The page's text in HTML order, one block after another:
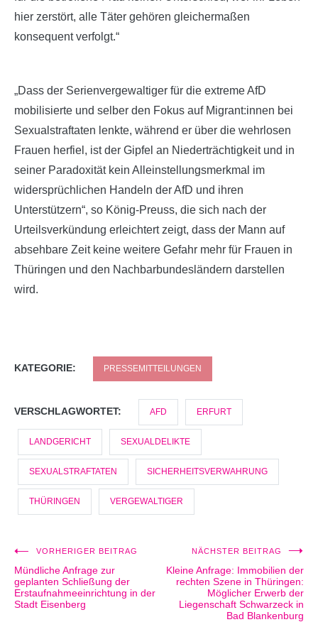
hier zerstört, alle Täter gehören gleichermaßen
konsequent verfolgt.“
„Dass der Serienvergewaltiger für die extreme AfD
mobilisierte und selber den Fokus auf Migrant:innen bei
Sexualstraftaten lenkte, während er über die wehrlosen
Frauen herfiel, ist der Gipfel an Niederträchtigkeit und in
seiner Paradoxität kein Alleinstellungsmerkmal im
widersprüchlichen Handeln der AfD und ihren
Unterstützern“, so König-Preuss, die sich nach der
Urteilsverkündung erleichtert zeigt, dass der Mann auf
absehbare Zeit keine weitere Gefahr mehr für Frauen in
Thüringen und den Nachbarbundesländern darstellen
wird.
KATEGORIE: PRESSEMITTEILUNGEN
VERSCHLAGWORTET: AFD ERFURT
LANDGERICHT SEXUALDELIKTE
SEXUALSTRAFTATEN SICHERHEITSVERWAHRUNG
THÜRINGEN VERGEWALTIGER
Beitragsnavigation
VORHERIGER BEITRAG
Mündliche Anfrage zur
geplanten Schließung der
Erstaufnahmeeinrichtung in der
Stadt Eisenberg
NÄCHSTER BEITRAG
Kleine Anfrage: Immobilien der
rechten Szene in Thüringen:
Möglicher Erwerb der
Liegenschaft Schwarzeck in
Bad Blankenburg